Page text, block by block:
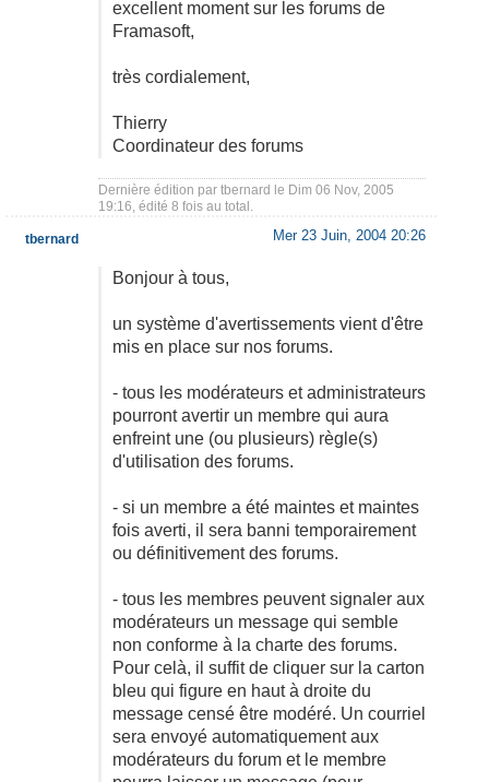
excellent moment sur les forums de
Framasoft,
très cordialement,
Thierry
Coordinateur des forums
Dernière édition par tbernard le Dim 06 Nov, 2005
19:16, édité 8 fois au total.
Mer 23 Juin, 2004 20:26
Bonjour à tous,
un système d'avertissements vient d'être
mis en place sur nos forums.
- tous les modérateurs et administrateurs
pourront avertir un membre qui aura
enfreint une (ou plusieurs) règle(s)
d'utilisation des forums.
- si un membre a été maintes et maintes
fois averti, il sera banni temporairement
ou définitivement des forums.
- tous les membres peuvent signaler aux
modérateurs un message qui semble
non conforme à la charte des forums.
Pour celà, il suffit de cliquer sur la carton
bleu qui figure en haut à droite du
message censé être modéré. Un courriel
sera envoyé automatiquement aux
modérateurs du forum et le membre
tbernard